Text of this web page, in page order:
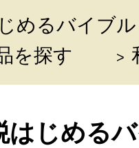
めるバイブル
を探す
はじめる